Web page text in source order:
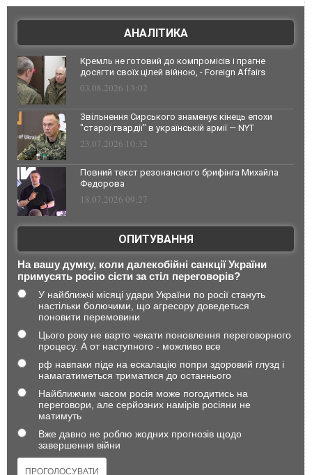
АНАЛІТИКА
Кремль не готовий до компромісів і прагне
досягти своїх цілей війною, - Foreign Affairs
03.08.2026 13:02
Звільнення Сирського знаменує кінець епохи
"старої гвардії" в українській армії — NYT
23.07.2026 10:32
Повний текст резонансного брифінга Михайла
Федорова
18.07.2026 09:27
ОПИТУВАННЯ
На вашу думку, коли далекобійні санкції України
примусять росію сісти за стіл переговорів?
У найближчі місяці удари України по росії стануть
настільки болючими, що агресору доведеться
поновити перемовини
Цього року не варто чекати поновлення переговорного
процесу. А от наступного - можливо все
рф навпаки піде на ескалацію попри здоровий глузд і
намагатиметься триматися до останнього
Найближчим часом росія може погодитись на
переговори, але серйозних намірів росіяни не
матимуть
Вже давно не роблю жодних прогнозів щодо
завершення війни